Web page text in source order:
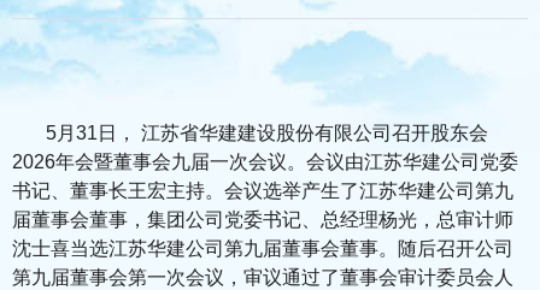
5月31日， 江苏省华建建设股份有限公司召开股东会
2026年会暨董事会九届一次会议。会议由江苏华建公司党委
书记、董事长王宏主持。会议选举产生了江苏华建公司第九
届董事会董事，集团公司党委书记、总经理杨光，总审计师
沈士喜当选江苏华建公司第九届董事会董事。随后召开公司
第九届董事会第一次会议，审议通过了董事会审计委员会人